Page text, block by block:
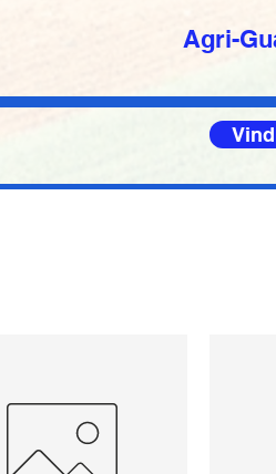
Agri-